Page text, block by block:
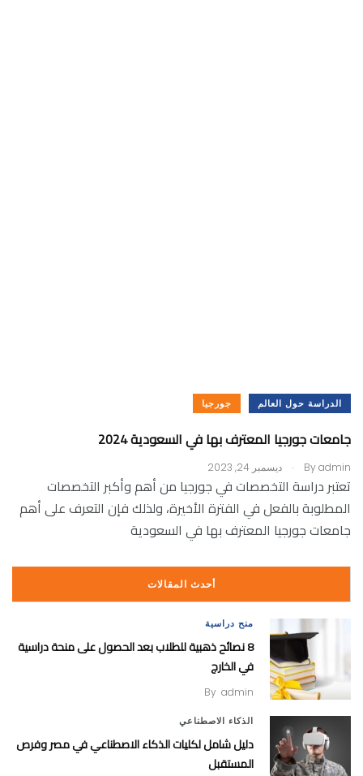
الدراسة حول العالم جورجيا
جامعات جورجيا المعترف بها في السعودية 2024
By admin
. ديسمبر 24, 2023
تعتبر دراسة التخصصات في جورجيا من أهم وأكبر التخصصات
المطلوبة بالفعل في الفترة الأخيرة، ولذلك فإن التعرف على أهم
جامعات جورجيا المعترف بها في السعودية
أحدث المقالات
منح دراسية
8 نصائح ذهبية للطلاب بعد الحصول على منحة دراسية
في الخارج
By admin
الذكاء الاصطناعي
دليل شامل لكليات الذكاء الاصطناعي في مصر وفرص
المستقبل